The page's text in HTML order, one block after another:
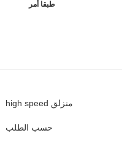
طبقا أمر
منزلق high speed
حسب الطلب